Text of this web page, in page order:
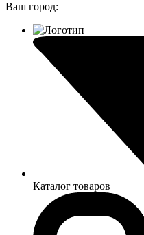
Ваш город:
Каталог товаров